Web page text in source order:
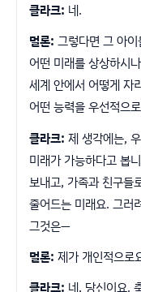
클라크: 네.
멀론: 그렇다면 그 아
어떤 미래를 상상하시
세계 안에서 어떻게 자
어떤 능력을 우선적으
클라크: 제 생각에는,
미래가 가능하다고 봅
보내고, 가족과 친구들
줄어드는 미래요. 그러
그것은—
멀론: 제가 개인적으로
클라크: 네, 당신이요.